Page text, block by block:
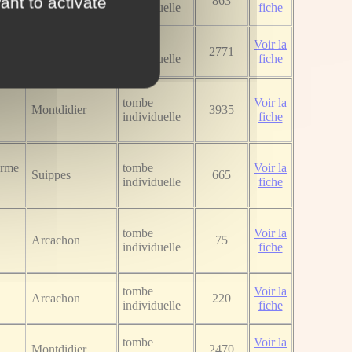
individuelle
fiche
individuelle
2771
Voir la
fiche
Montdidier
tombe
individuelle
3935
Voir la
fiche
Suippes
tombe
individuelle
665
Voir la
fiche
Arcachon
tombe
individuelle
75
Voir la
fiche
Arcachon
tombe
individuelle
220
Voir la
fiche
tombe
Voir la